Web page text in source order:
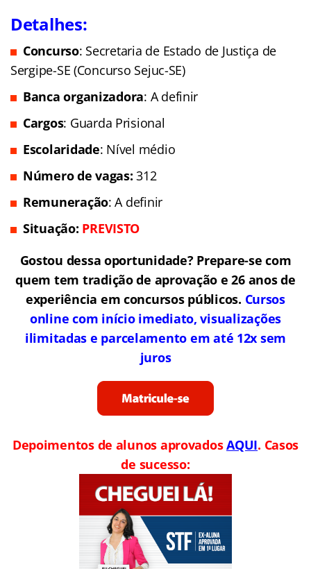
Detalhes:
Concurso: Secretaria de Estado de Justiça de
Sergipe-SE (Concurso Sejuc-SE)
Banca organizadora: A definir
Cargos: Guarda Prisional
Escolaridade: Nível médio
Número de vagas:312
Remuneração: A definir
Situação: PREVISTO
Gostou dessa oportunidade? Prepare-se com
quem tem tradição de aprovação e 26 anos de
experiência em concursos públicos. Cursos
online com início imediato, visualizações
ilimitadas e parcelamento em até 12x sem
juros
Depoimentos de alunos aprovadosAQUI. Casos
de sucesso: